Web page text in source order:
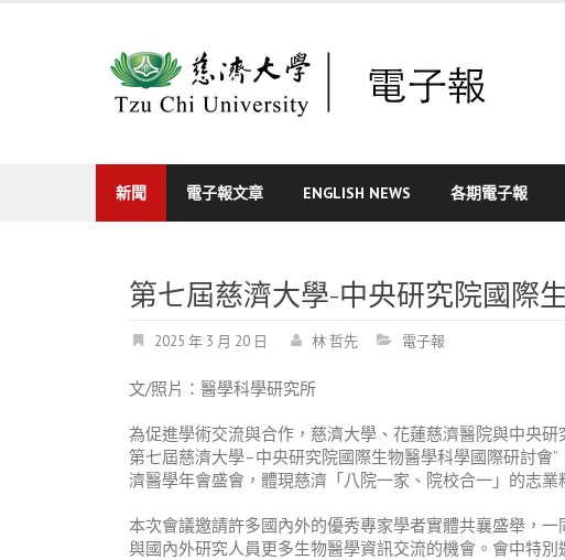
新聞 電子報文章 ENGLISH NEWS 各期電子報
第七屆慈濟大學-中央研究院國際
2025 年 3 月 20 日 林 哲先 電子報
文/照片：醫學科學研究所
為促進學術交流與合作，慈濟大學、花蓮慈濟醫院與中央研
第七屆慈濟大學–中央研究院國際生物醫學科學國際研討會”
濟醫學年會盛會，體現慈濟「八院一家、院校合一」的志業
本次會議邀請許多國內外的優秀專家學者實體共襄盛舉，
與國內外研究人員更多生物醫學資訊交流的機會。會中特